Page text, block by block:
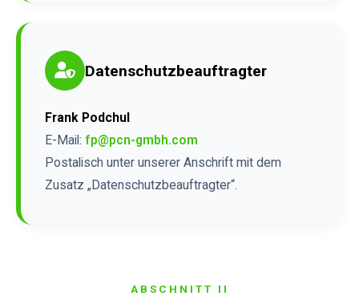
Datenschutzbeauftragter
Frank Podchul
E-Mail: fp@pcn-gmbh.com
Postalisch unter unserer Anschrift mit dem
Zusatz „Datenschutzbeauftragter“.
ABSCHNITT II